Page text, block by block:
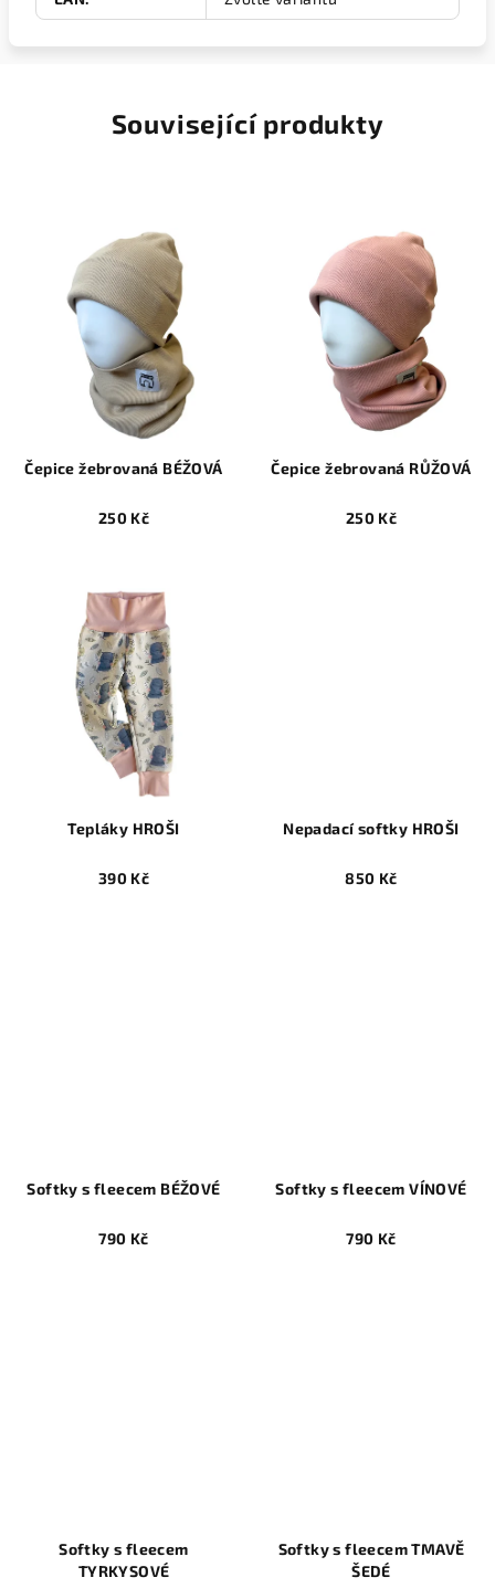
Související produkty
Čepice žebrovaná BÉŽOVÁ
250 Kč
Čepice žebrovaná RŮŽOVÁ
250 Kč
Tepláky HROŠI
390 Kč
Nepadací softky HROŠI
850 Kč
Softky s fleecem BÉŽOVÉ
790 Kč
Softky s fleecem VÍNOVÉ
790 Kč
Softky s fleecem
TYRKYSOVÉ
Softky s fleecem TMAVĚ
ŠEDÉ